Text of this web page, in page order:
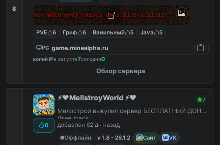
8
banner motd only exists on 1.21.9-1.21.11 , this
PVE 6 Гриф 6 Ванильный 5 Java 5
PC game.minealpha.ru
копий IPв августе7сегодня0
Обзор сервера
0
⚡️❤️MellstroyWorld ⚡️❤️ 7
Меллстрой выкупил сервер БЕСПЛАТНЫЙ ДОНАТ
/free /hack
добавлен 62 дн назад
Оффлайн
v 1.8 - 26.1.2 Сайт
VK